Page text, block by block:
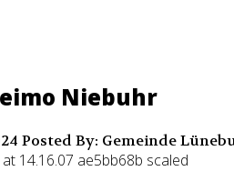
Niebuhr
Posted By: Gemeinde